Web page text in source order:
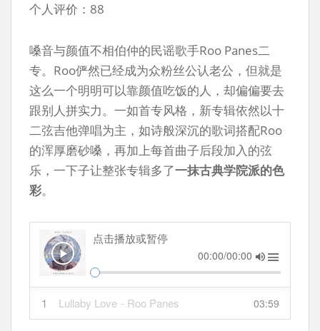
个人评价：88
嗓音与颜值不相伯仲的民谣歌手Roo Panes二
专。Roo俨然已经成为众粉丝公认老公，但就是
这么一个明明可以靠颜值吃饭的人，却偏偏要去
跟别人拼实力。一如首专风格，新专辑依然以十
二弦吉他弹唱为主，如诗般深沉的歌词搭配Roo
的浑厚磨砂嗓，再加上每首曲子后段加入的弦
乐，一下子让整张专辑多了一抹古典学院派的色
彩。
点击播放或暂停
00:00/00:00
1 Lullaby Love - Roo Panes 03:59